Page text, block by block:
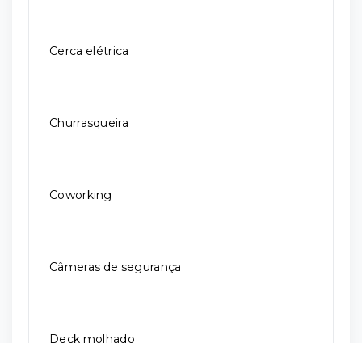
Cerca elétrica
Churrasqueira
Coworking
Câmeras de segurança
Deck molhado